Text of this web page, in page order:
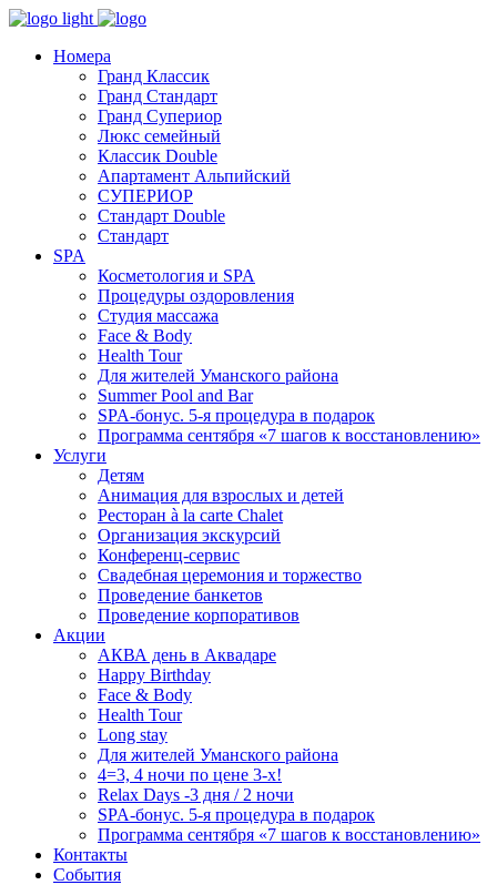
Номера
Гранд Классик
Гранд Стандарт
Гранд Супериор
Люкс семейный
Классик Double
Апартамент Альпийский
СУПЕРИОР
Стандарт Double
Стандарт
SPA
Косметология и SPA
Процедуры оздоровления
Студия массажа
Face & Body
Health Tour
Для жителей Уманского района
Summer Pool and Bar
SPA-бонус. 5-я процедура в подарок
Программа сентября «7 шагов к восстановлению»
Услуги
Детям
Анимация для взрослых и детей
Ресторан à la carte Chalet
Организация экскурсий
Конференц-сервис
Свадебная церемония и торжество
Проведение банкетов
Проведение корпоративов
Акции
АКВА день в Аквадаре
Happy Birthday
Face & Body
Health Tour
Long stay
Для жителей Уманского района
4=3, 4 ночи по цене 3-х!
Relax Days -3 дня / 2 ночи
SPA-бонус. 5-я процедура в подарок
Программа сентября «7 шагов к восстановлению»
Контакты
События